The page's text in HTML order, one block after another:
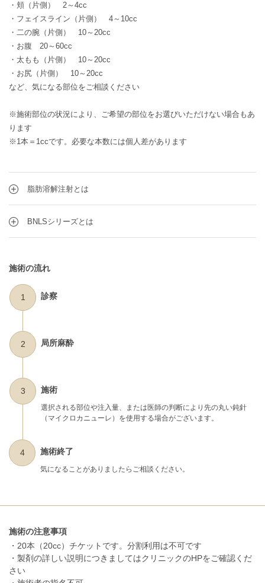
・頬（片側） 2～4cc
・フェイスライン（片側） 4～10cc
・二の腕（片側） 10～20cc
・お腹 20～60cc
・太もも（片側） 10～20cc
・お尻（片側） 10～20cc
など、気になる部位をご相談ください
※施術部位の状況により、ご希望の部位をお選びいただけない場合もあ
ります
※1本＝1ccです。必要な本数には個人差があります
脂肪溶解注射とは
BNLSシリーズとは
施術の流れ
1 診察
2 局所麻酔
3 施術
選択される部位や注入量、または医師の判断により先の丸い鈍針
（マイクロカニューレ）を使用する場合がございます。
4 施術終了
気になることがありましたらご相談ください。
施術の注意事項
・20本（20cc）チケットです。分割利用は不可です
・製剤の詳しい説明につきましてはクリニックのHPをご確認くだ
さい